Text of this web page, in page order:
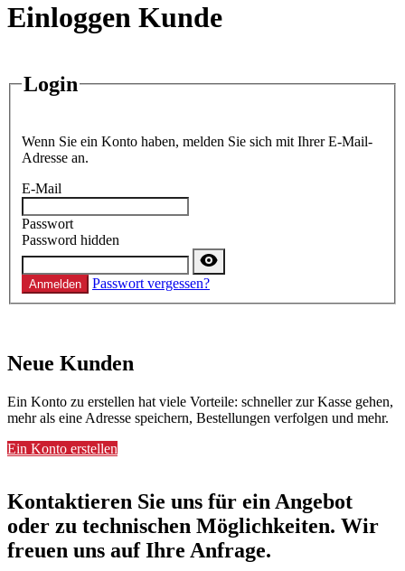
Einloggen Kunde
Login
Wenn Sie ein Konto haben, melden Sie sich mit Ihrer E-Mail-
Adresse an.
E-Mail
Passwort
Password hidden
Anmelden Passwort vergessen?
Neue Kunden
Ein Konto zu erstellen hat viele Vorteile: schneller zur Kasse gehen,
mehr als eine Adresse speichern, Bestellungen verfolgen und mehr.
Ein Konto erstellen
Kontaktieren Sie uns für ein Angebot
oder zu technischen Möglichkeiten. Wir
freuen uns auf Ihre Anfrage.